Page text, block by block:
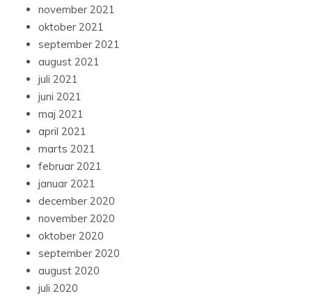
november 2021
oktober 2021
september 2021
august 2021
juli 2021
juni 2021
maj 2021
april 2021
marts 2021
februar 2021
januar 2021
december 2020
november 2020
oktober 2020
september 2020
august 2020
juli 2020